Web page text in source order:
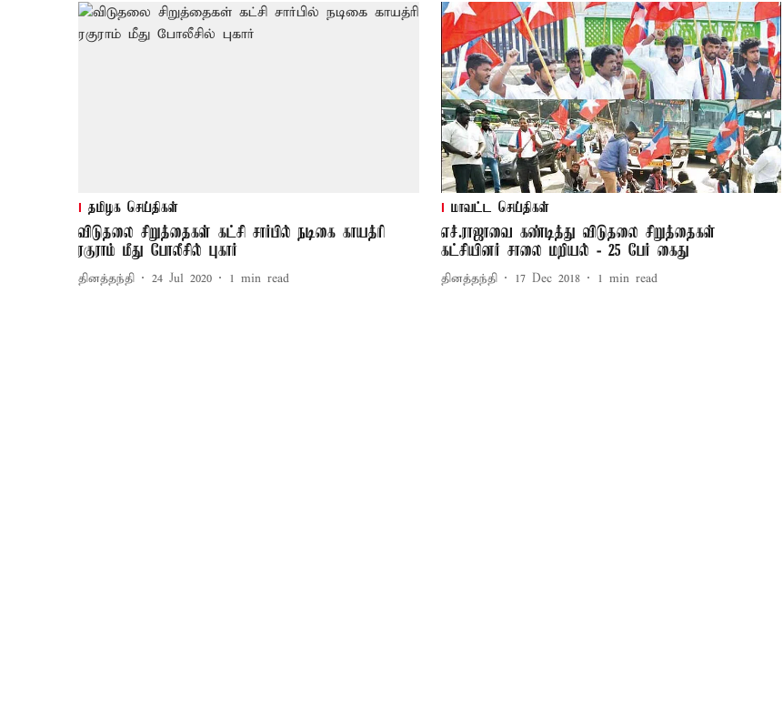
தமிழக செய்திகள்
விடுதலை சிறுத்தைகள் கட்சி சார்பில் நடிகை காயத்ரி
ரகுராம் மீது போலீசில் புகார்
தினத்தந்தி 24 Jul 2020 1 min read
மாவட்ட செய்திகள்
எச்.ராஜாவை கண்டித்து விடுதலை சிறுத்தைகள்
கட்சியினர் சாலை மறியல் - 25 பேர் கைது
தினத்தந்தி 17 Dec 2018 1 min read